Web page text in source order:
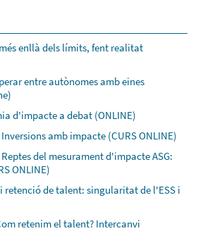
enllà dels límits, fent realitat
entre autònomes amb eines
d'impacte a debat (ONLINE)
Inversions amb impacte (CURS ONLINE)
Reptes del mesurament d'impacte ASG:
ONLINE)
retenció de talent: singularitat de l'ESS i
retenim el talent? Intercanvi